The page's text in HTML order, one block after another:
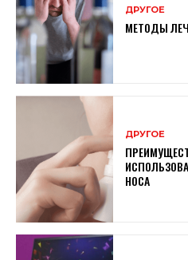
ДРУГОЕ
МЕТОДЫ
ДРУГОЕ
НОСА